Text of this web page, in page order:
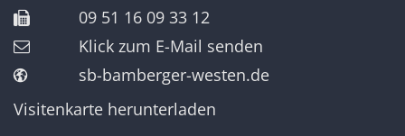
09 51 16 09 33 12
Klick zum E-Mail senden
sb-bamberger-westen.de
Visitenkarte herunterladen